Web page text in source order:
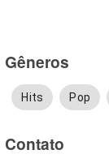
Gêneros
Hits Pop
Contato